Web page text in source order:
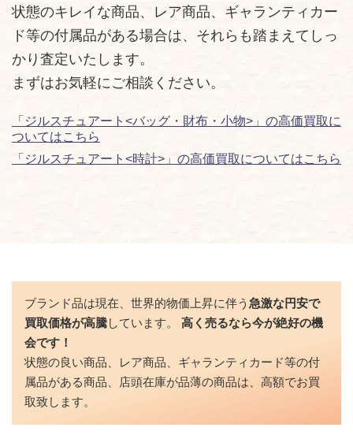
状態のキレイな商品、レア商品、ギャランティカー
ド等の付属品がある場合は、それらも踏まえてしっ
かり査定いたします。
まずはお気軽にご相談ください。
「ジルスチュアート<バッグ・財布・小物>」の高価買取に
ついてはこちら
「ジルスチュアート<時計>」の高価買取についてはこちら
ブランド品は現在、世界的物価上昇に伴う 急激な円安で
買取価格が高騰しています。 高く売るなら今が絶好の機
会です！
状態の良い商品、レア商品、ギャランティカード等の付
属品がある商品、店頭在庫が品薄の商品は、高額でお買
取致します。